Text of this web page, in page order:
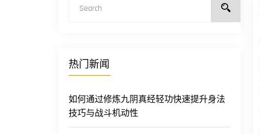
热门新闻
如何通过修炼九阴真经轻功快速提升身法
技巧与战斗机动性